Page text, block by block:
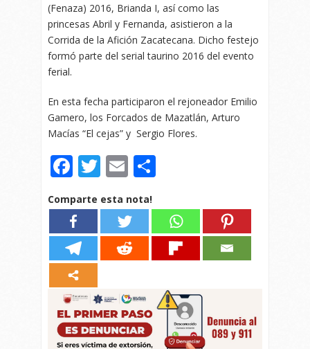
(Fenaza) 2016, Brianda I, así como las
princesas Abril y Fernanda, asistieron a la
Corrida de la Afición Zacatecana. Dicho festejo
formó parte del serial taurino 2016 del evento
ferial.
En esta fecha participaron el rejoneador Emilio
Gamero, los Forcados de Mazatlán, Arturo
Macías “El cejas” y Sergio Flores.
Facebook
Twitter
Email
Comparte esta nota!